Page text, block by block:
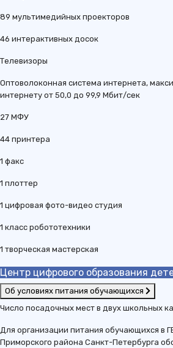
89 мультимедийных проекторов
46 интерактивных досок
Телевизоры
Оптоволоконная система интернета,
интернету от 50,0 до 99,9 Мбит/сек
27 МФУ
44 принтера
1 факс
1 плоттер
1 цифровая фото-видео студия
1 класс робототехники
1 творческая мастерская
Центр цифрового образования
Об условиях питания обучающихся
Число посадочных мест в двух школьных
Для организации питания обучающихся в
Приморского района Санкт-Петербурга